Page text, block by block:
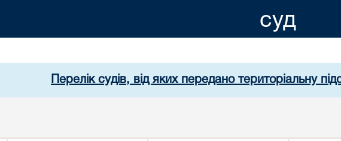
суд
Перелік судів, від яких передано територіальну